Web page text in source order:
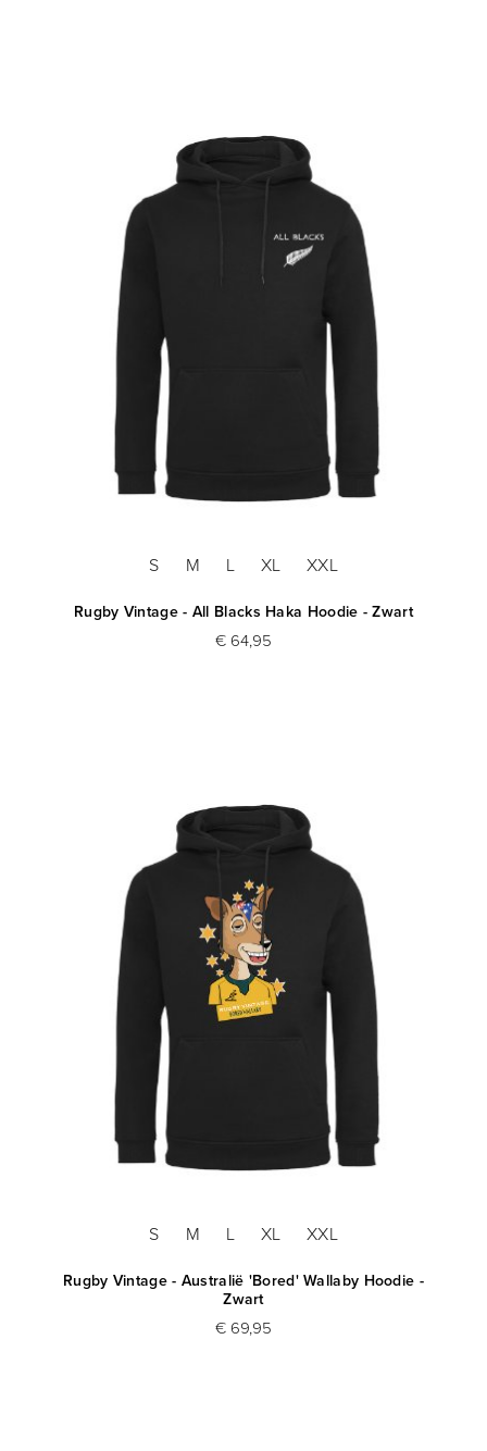
S M L XL XXL
Rugby Vintage - All Blacks Haka Hoodie - Zwart
€ 64,95
S M L XL XXL
Rugby Vintage - Australië 'Bored' Wallaby Hoodie -
Zwart
€ 69,95